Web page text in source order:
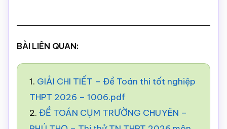
BÀI LIÊN QUAN:
1. GIẢI CHI TIẾT – Đề Toán thi tốt nghiệp
THPT 2026 – 1006.pdf
2. ĐỀ TOÁN CỤM TRƯỜNG CHUYÊN –